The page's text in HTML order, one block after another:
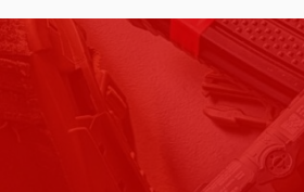
D'ARIANE